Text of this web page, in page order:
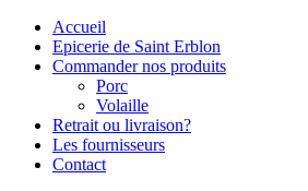
Accueil
Epicerie de Saint Erblon
Commander nos produits
Porc
Volaille
Retrait ou livraison?
Les fournisseurs
Contact